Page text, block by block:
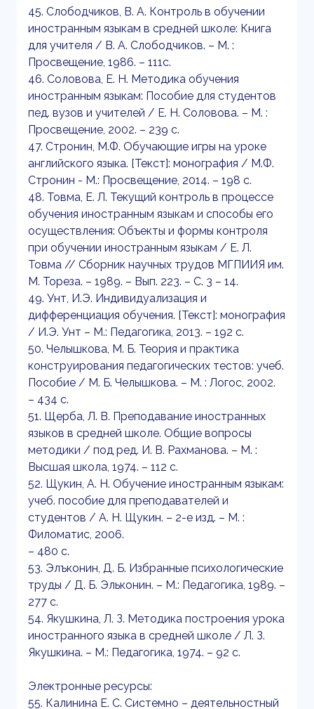
45. Слободчиков, В. А. Контроль в обучении
иностранным языкам в средней школе: Книга
для учителя / В. А. Слободчиков. – М. :
Просвещение, 1986. – 111с.
46. Соловова, Е. Н. Методика обучения
иностранным языкам: Пособие для студентов
пед. вузов и учителей / Е. Н. Соловова. – М. :
Просвещение, 2002. – 239 с.
47. Стронин, М.Ф. Обучающие игры на уроке
английского языка. [Текст]: монография / М.Ф.
Стронин - М.: Просвещение, 2014. – 198 с.
48. Товма, Е. Л. Текущий контроль в процессе
обучения иностранным языкам и способы его
осуществления: Объекты и формы контроля
при обучении иностранным языкам / Е. Л.
Товма // Сборник научных трудов МГПИИЯ им.
М. Тореза. – 1989. – Вып. 223. – С. 3 – 14.
49. Унт, И.Э. Индивидуализация и
дифференциация обучения. [Текст]: монография
/ И.Э. Унт – М.: Педагогика, 2013. – 192 с.
50. Челышкова, М. Б. Теория и практика
конструирования педагогических тестов: учеб.
Пособие / М. Б. Челышкова. – М. : Логос, 2002.
– 434 с.
51. Щерба, Л. В. Преподавание иностранных
языков в средней школе. Общие вопросы
методики / под ред. И. В. Рахманова. – М. :
Высшая школа, 1974. – 112 с.
52. Щукин, А. Н. Обучение иностранным языкам:
учеб. пособие для преподавателей и
студентов / А. Н. Щукин. – 2-е изд. – М. :
Филоматис, 2006.
– 480 с.
53. Элъконин, Д. Б. Избранные психологические
труды / Д. Б. Эльконин. – М.: Педагогика, 1989. –
277 с.
54. Якушкина, Л. З. Методика построения урока
иностранного языка в средней школе / Л. З.
Якушкина. – М.: Педагогика, 1974. – 92 с.
Электронные ресурсы:
55. Калинина Е. С. Системно – деятельностный